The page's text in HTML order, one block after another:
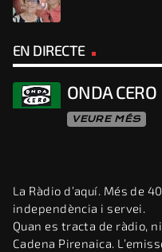
EN DIRECTE
ONDA CERO
VEURE MÉS
La Ràdio d’aquí. Més de
independència i servei.
Quan es tracta de ràdio,
Cadena Pirenaica.